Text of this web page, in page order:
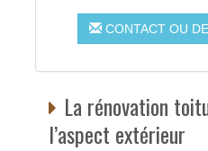
CONTACT OU
La rénovation
l’aspect extérieur